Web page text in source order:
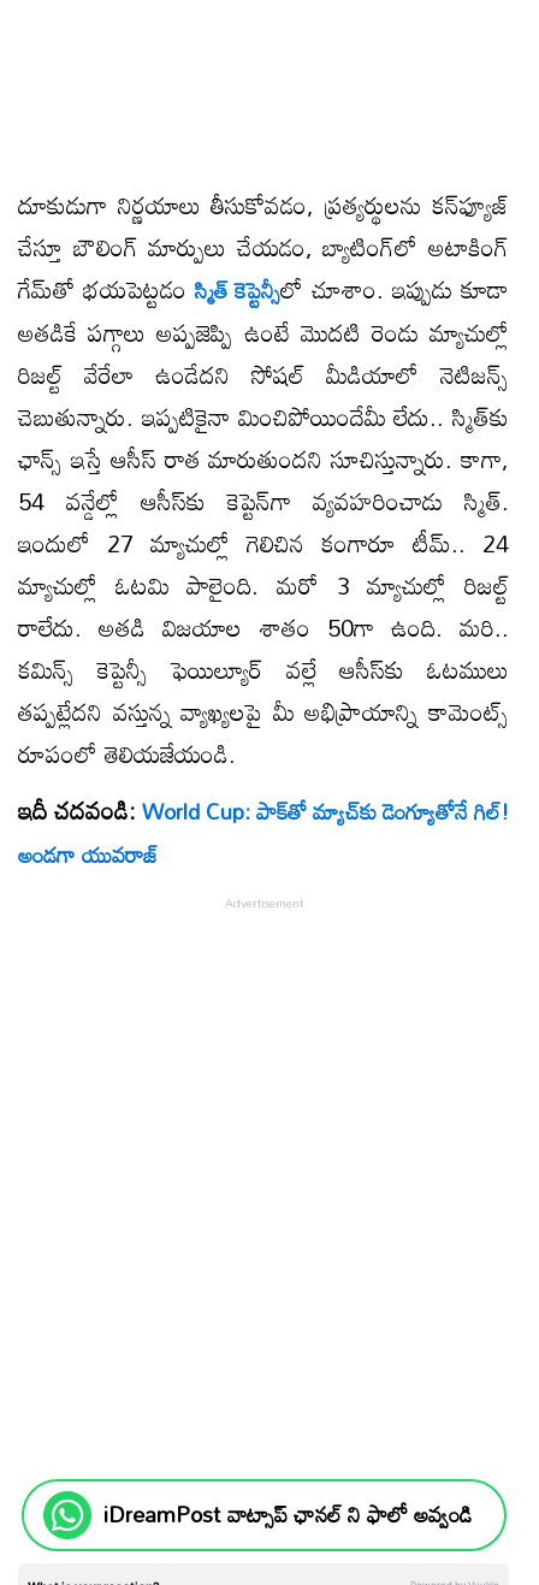
దూకుడుగా నిర్ణయాలు తీసుకోవడం, ప్రత్యర్థులను కన్​ఫ్యూజ్
చేస్తూ బౌలింగ్ మార్పులు చేయడం, బ్యాటింగ్​లో అటాకింగ్
గేమ్​తో భయపెట్టడం స్మిత్​ కెప్టెన్సీలో చూశాం. ఇప్పుడు కూడా
అతడికే పగ్గాలు అప్పజెప్పి ఉంటే మొదటి రెండు మ్యాచుల్లో
రిజల్ట్ వేరేలా ఉండేదని సోషల్ మీడియాలో నెటిజన్స్
చెబుతున్నారు. ఇప్పటికైనా మించిపోయిందేమీ లేదు.. స్మిత్​కు
ఛాన్స్ ఇస్తే ఆసీస్ రాత మారుతుందని సూచిస్తున్నారు. కాగా,
54 వన్డేల్లో ఆసీస్​కు కెప్టెన్​గా వ్యవహరించాడు స్మిత్.
ఇందులో 27 మ్యాచుల్లో గెలిచిన కంగారూ టీమ్.. 24
మ్యాచుల్లో ఓటమి పాలైంది. మరో 3 మ్యాచుల్లో రిజల్ట్
రాలేదు. అతడి విజయాల శాతం 50గా ఉంది. మరి..
కమిన్స్​ కెప్టెన్సీ ఫెయిల్యూర్ వల్లే ఆసీస్​కు ఓటములు
తప్పట్లేదని వస్తున్న వ్యాఖ్యలపై మీ అభిప్రాయాన్ని కామెంట్స్
రూపంలో తెలియజేయండి.
ఇదీ చదవండి:World Cup: పాక్‌తో మ్యాచ్‌కు డెంగ్యూతోనే గిల్‌!
అండగా యువరాజ్‌
iDreamPost వాట్సాప్ ఛానల్ ని ఫాలో అవ్వండి